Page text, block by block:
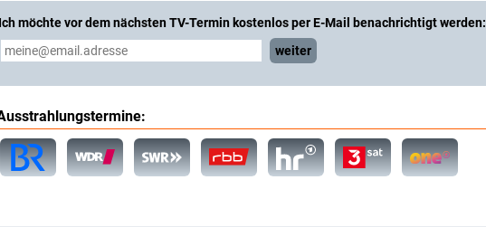
Ich möchte vor dem nächsten TV-Termin kostenlos per E-Mail benachrichtigt werden:
weiter